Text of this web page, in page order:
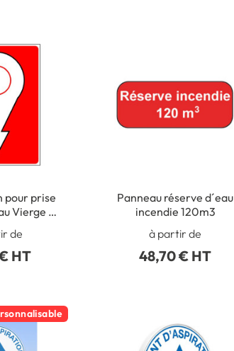
pour prise
Vierge -
de
HT
Panneau réserve d´eau
incendie 120m3
à partir de
48,70 € HT